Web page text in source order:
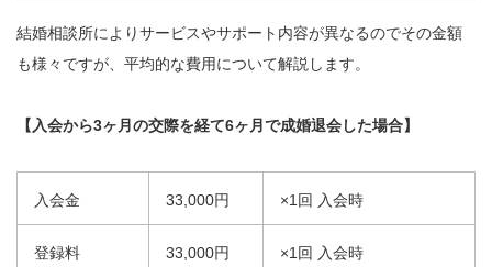
結婚相談所によりサービスやサポート内容が異なるのでその金額
も様々ですが、平均的な費用について解説します。
【入会から3ヶ月の交際を経て6ヶ月で成婚退会した場合】
入会金 33,000円 ×1回 入会時
登録料 33,000円 ×1回 入会時